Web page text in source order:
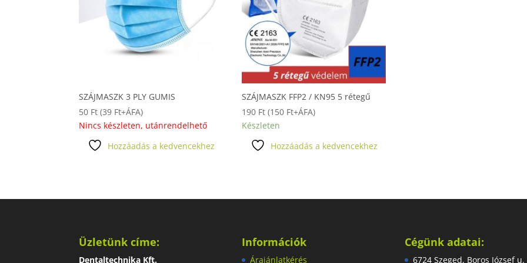
SZÁJMASZK 3 PLY GUMIS
50 Ft (39 Ft+ÁFA)
Nincs készleten, utánrendelhető
Hozzáadás a kedvencekhez
SZÁJMASZK FFP2 / KN95 5 rétegű
190 Ft (150 Ft+ÁFA)
Készleten
Hozzáadás a kedvencekhez
Üzletünk címe:
Dentaltechnika Kft.
Információk
Árajánlatkérés
Cégünk adatai:
6724 Szeged, Boros József u.